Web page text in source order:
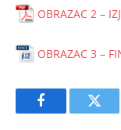
OBRAZAC 2 –
OBRAZAC 3 –
Facebook